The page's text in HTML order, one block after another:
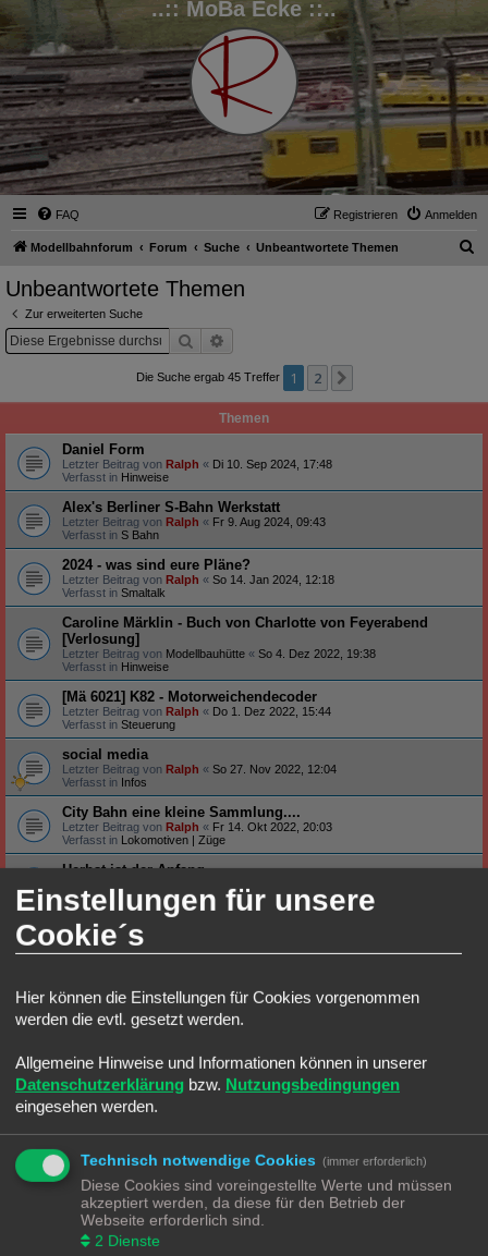
..:: MoBa Ecke ::..
FAQ Anmelden
Registrieren
Modellbahnforum Forum Suche Unbeantwortete Themen
Unbeantwortete Themen
Zur erweiterten Suche
Suche
Die Suche ergab 45 Treffer 1 2
Themen
Daniel Form
Letzter Beitrag von Ralph « Di 10. Sep 2024, 17:48
Verfasst in Hinweise
Alex's Berliner S-Bahn Werkstatt
Letzter Beitrag von Ralph « Fr 9. Aug 2024, 09:43
Verfasst in S Bahn
2024 - was sind eure Pläne?
Letzter Beitrag von Ralph « So 14. Jan 2024, 12:18
Verfasst in Smaltalk
Caroline Märklin - Buch von Charlotte von Feyerabend
[Verlosung]
Letzter Beitrag von Modellbauhütte « So 4. Dez 2022, 19:38
Verfasst in Hinweise
[Mä 6021] K82 - Motorweichendecoder
Letzter Beitrag von Ralph « Do 1. Dez 2022, 15:44
Verfasst in Steuerung
social media
Letzter Beitrag von Ralph « So 27. Nov 2022, 12:04
Verfasst in Infos
City Bahn eine kleine Sammlung....
Letzter Beitrag von Ralph « Fr 14. Okt 2022, 20:03
Verfasst in Lokomotiven | Züge
Herbst ist der Anfang
Verfasst in
Smaltalk
Neu auf meinem Tisch ...
Letzter Beitrag von
Verfasst inSmaltalk
Letzter Beitrag vonRalph«Sa 25. Jun 2022, 08:45
Verfasst inSmaltalk
Letzter Beitrag von Ralph «Sa 25. Jun 2022, 08:30
Verfasst inSpiele & Co.
Umbauwagen ROCO
Letzter Beitrag von
Märklin BR216 (V160) CARGO digitalisieren
Letzter Beitrag von «Fr 20. Mai 2022, 17:36
Verfasst in Lokomotiven | Züge
Schotter Beladung selber machen
Verfasst inGestaltungstipps und Tricks
Einstellungen für unsere
Cookie´s
Hier können die Einstellungen für Cookies vorgenommen
werden die evtl. gesetzt werden.
Allgemeine Hinweise und Informationen können in unserer
Datenschutzerklärung bzw. Nutzungsbedingungen
eingesehen werden.
Technisch notwendige Cookies (immer erforderlich)
Diese Cookies sind voreingestellte Werte und müssen
akzeptiert werden, da diese für den Betrieb der
Webseite erforderlich sind.
2 Dienste